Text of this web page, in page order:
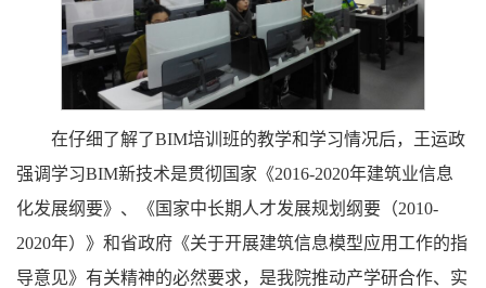
在仔细了解了BIM培训班的教学和学习情况后，王运政
强调学习BIM新技术是贯彻国家《2016-2020年建筑业信息
化发展纲要》、《国家中长期人才发展规划纲要（2010-
2020年）》和省政府《关于开展建筑信息模型应用工作的指
导意见》有关精神的必然要求，是我院推动产学研合作、实